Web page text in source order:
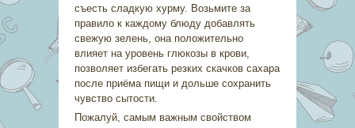
съесть сладкую хурму. Возьмите за
правило к каждому блюду добавлять
свежую зелень, она положительно
влияет на уровень глюкозы в крови,
позволяет избегать резких скачков сахара
после приёма пищи и дольше сохранить
чувство сытости.
Пожалуй, самым важным свойством